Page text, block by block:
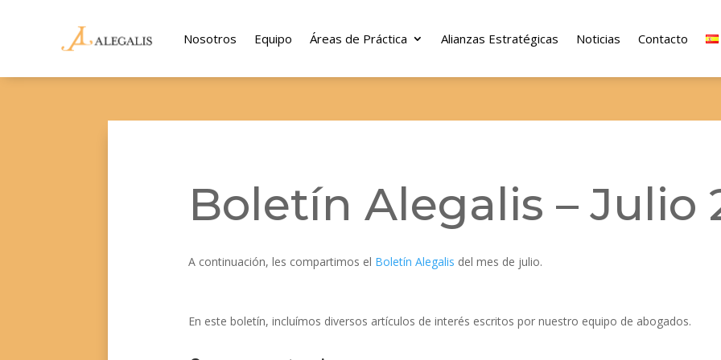
Nosotros Equipo Áreas de Práctica Alianzas Estratégicas Noticias Contacto
Boletín Alegalis – Julio
A continuación, les compartimos el Boletín Alegalis del mes de julio.
En este boletín, incluímos diversos artículos de interés escritos por nuestro equipo de abogados.